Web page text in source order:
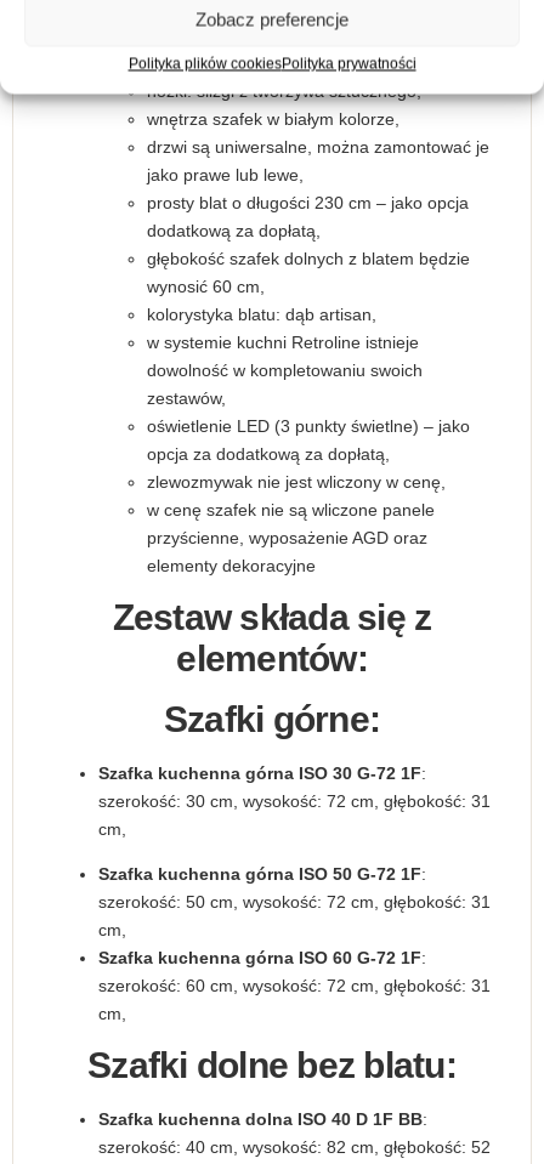
Zobacz preferencje
Polityka plików cookiesPolityka prywatności
szuflady typu PREMIUM BOX,
uchwyty metalowe w kolorze czarnym,
nóżki: ślizgi z tworzywa sztucznego,
wnętrza szafek w białym kolorze,
drzwi są uniwersalne, można zamontować je
jako prawe lub lewe,
prosty blat o długości 230 cm – jako opcja
dodatkową za dopłatą,
głębokość szafek dolnych z blatem będzie
wynosić 60 cm,
kolorystyka blatu: dąb artisan,
w systemie kuchni Retroline istnieje
dowolność w kompletowaniu swoich
zestawów,
oświetlenie LED (3 punkty świetlne) – jako
opcja za dodatkową za dopłatą,
zlewozmywak nie jest wliczony w cenę,
w cenę szafek nie są wliczone panele
przyścienne, wyposażenie AGD oraz
elementy dekoracyjne
Zestaw składa się z
elementów:
Szafki górne:
Szafka kuchenna górna ISO 30 G-72 1F:
szerokość: 30 cm, wysokość: 72 cm, głębokość: 31
cm,
Szafka kuchenna górna ISO 50 G-72 1F:
szerokość: 50 cm, wysokość: 72 cm, głębokość: 31
cm,
Szafka kuchenna górna ISO 60 G-72 1F:
szerokość: 60 cm, wysokość: 72 cm, głębokość: 31
cm,
Szafki dolne bez blatu:
Szafka kuchenna dolna ISO 40 D 1F BB:
szerokość: 40 cm, wysokość: 82 cm, głębokość: 52